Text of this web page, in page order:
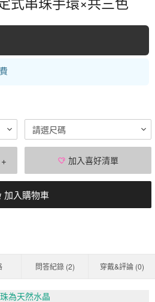
請選尺碼
+ 加入喜好清單
加入購物車
問答紀錄 (2) 穿戴&評論 (0)
為天然水晶